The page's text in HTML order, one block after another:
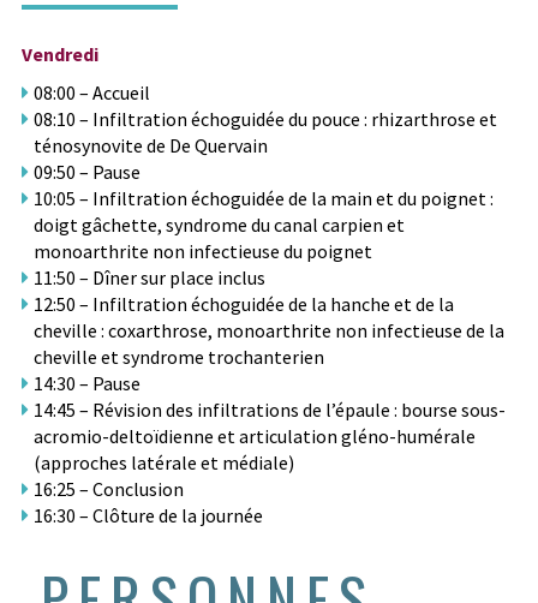
Vendredi
08:00 – Accueil
08:10 – Infiltration échoguidée du pouce : rhizarthrose et
ténosynovite de De Quervain
09:50 – Pause
10:05 – Infiltration échoguidée de la main et du poignet :
doigt gâchette, syndrome du canal carpien et
monoarthrite non infectieuse du poignet
11:50 – Dîner sur place inclus
12:50 – Infiltration échoguidée de la hanche et de la
cheville : coxarthrose, monoarthrite non infectieuse de la
cheville et syndrome trochanterien
14:30 – Pause
14:45 – Révision des infiltrations de l’épaule : bourse sous-
acromio-deltoïdienne et articulation gléno-humérale
(approches latérale et médiale)
16:25 – Conclusion
16:30 – Clôture de la journée